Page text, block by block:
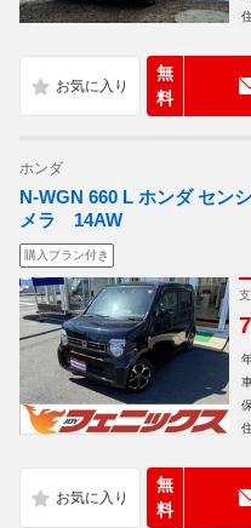
無
料
ホンダ
N-WGN 660 L ホンダ セン
メラ 14AW
購入プラン付き
無
料